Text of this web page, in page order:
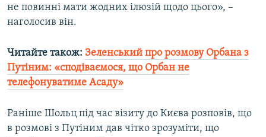
не повинні мати жодних ілюзій щодо цього», –
наголосив він.
Читайте також: Зеленський про розмову Орбана з
Путіним: «сподіваємося, що Орбан не
телефонуватиме Асаду»
Раніше Шольц під час візиту до Києва розповів, що
в розмові з Путіним дав чітко зрозуміти, що